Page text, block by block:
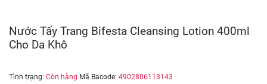
Nước Tẩy Trang Bifesta Cleansing Lotion 400ml
Cho Da Khô
Tình trạng: Còn hàng Mã Bacode: 4902806113143